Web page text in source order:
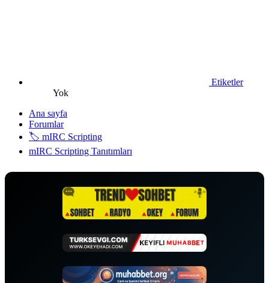
Etiketler
Yok
Ana sayfa
Forumlar
🏷️ mIRC Scripting
mIRC Scripting Tanıtımları